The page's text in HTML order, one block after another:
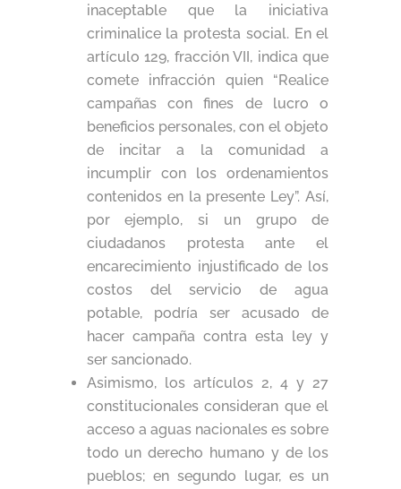
inaceptable que la iniciativa
criminalice la protesta social. En el
artículo 129, fracción VII, indica que
comete infracción quien “Realice
campañas con fines de lucro o
beneficios personales, con el objeto
de incitar a la comunidad a
incumplir con los ordenamientos
contenidos en la presente Ley”. Así,
por ejemplo, si un grupo de
ciudadanos protesta ante el
encarecimiento injustificado de los
costos del servicio de agua
potable, podría ser acusado de
hacer campaña contra esta ley y
ser sancionado.
Asimismo, los artículos 2, 4 y 27
constitucionales consideran que el
acceso a aguas nacionales es sobre
todo un derecho humano y de los
pueblos; en segundo lugar, es un